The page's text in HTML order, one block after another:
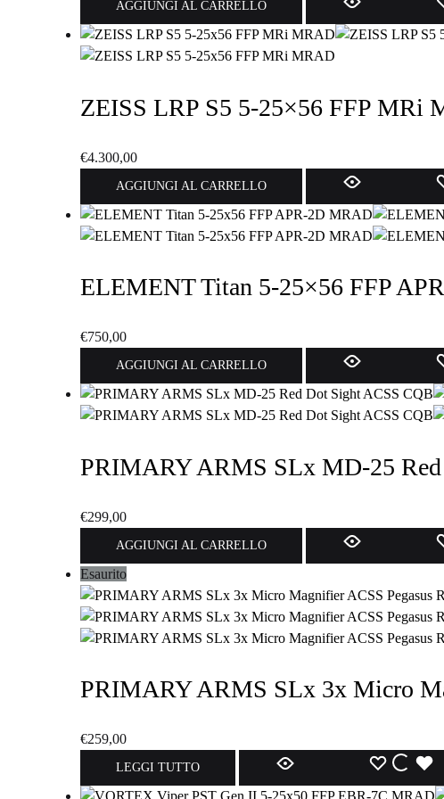
scelte
nella
pagina
prodotto
AGGIUNGI AL CARRELLO
ZEISS LRP S5 5-25×56 FFP MRi
€4.300,00
AGGIUNGI AL CARRELLO
ELEMENT Titan 5-25×56 FFP
€750,00
AGGIUNGI AL CARRELLO
PRIMARY ARMS SLx MD-25
€299,00
AGGIUNGI AL CARRELLO
Esaurito
PRIMARY ARMS SLx 3x Micro
€259,00
LEGGI TUTTO LISTALISTA